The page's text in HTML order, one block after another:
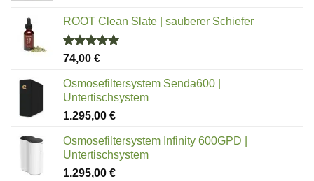
ROOT Clean Slate | sauberer Schiefer
Bewertet
mit
von 5
74,00 €
Osmosefiltersystem Senda600 |
Untertischsystem
1.295,00 €
Osmosefiltersystem Infinity 600GPD |
Untertischsystem
1.295,00 €